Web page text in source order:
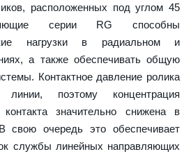
расположенных под углом 45
серии RG способны
нагрузки в радиальном и
а также обеспечивать общую
Контактное давление ролика
линии, поэтому концентрация
значительно снижена в
свою очередь это обеспечивает
службы линейных направляющих